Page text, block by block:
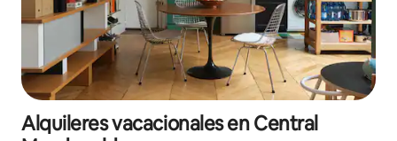
Alquileres vacacionales en Central